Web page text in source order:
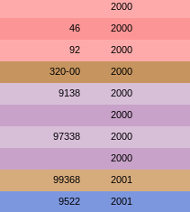
2000
46 2000
92 2000
320-00 2000
9138 2000
2000
97338 2000
2000
99368 2001
9522 2001